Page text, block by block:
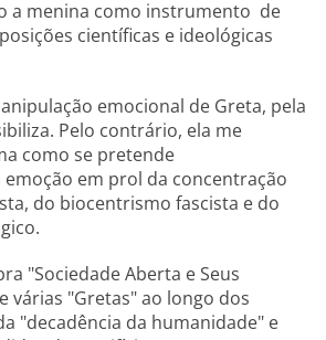
a menina como instrumento de
científicas e ideológicas
emocional de Greta, pela
Pelo contrário, ela me
como se pretende
em prol da concentração
do biocentrismo fascista e do
"Sociedade Aberta e Seus
várias "Gretas" ao longo dos
"decadência da humanidade" e